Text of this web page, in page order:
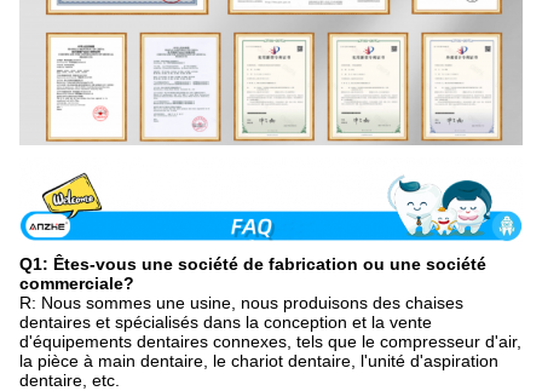
Q1: Êtes-vous une société de fabrication ou une société
commerciale?
R: Nous sommes une usine, nous produisons des chaises
dentaires et spécialisés dans la conception et la vente
d'équipements dentaires connexes, tels que le compresseur d'air,
la pièce à main dentaire, le chariot dentaire, l'unité d'aspiration
dentaire, etc.